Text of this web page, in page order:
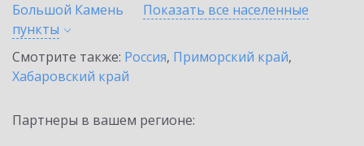
Большой Камень
Показать все населенные
пункты
Смотрите также: Россия, Приморский край,
Хабаровский край
Партнеры в вашем регионе: